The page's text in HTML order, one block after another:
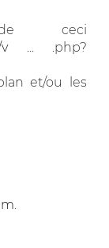
ceci
... .php?
et/ou les